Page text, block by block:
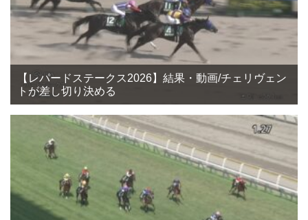
【レパードステークス2026】結果・動画/チェリヴェン
トが差し切り決める